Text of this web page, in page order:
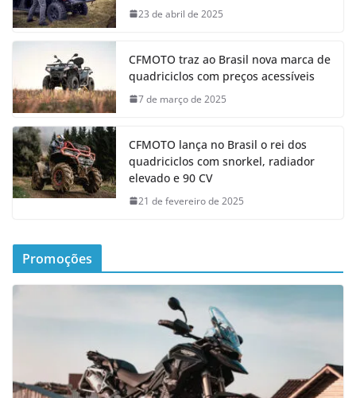
23 de abril de 2025
CFMOTO traz ao Brasil nova marca de
quadriciclos com preços acessíveis
7 de março de 2025
CFMOTO lança no Brasil o rei dos
quadriciclos com snorkel, radiador
elevado e 90 CV
21 de fevereiro de 2025
Promoções